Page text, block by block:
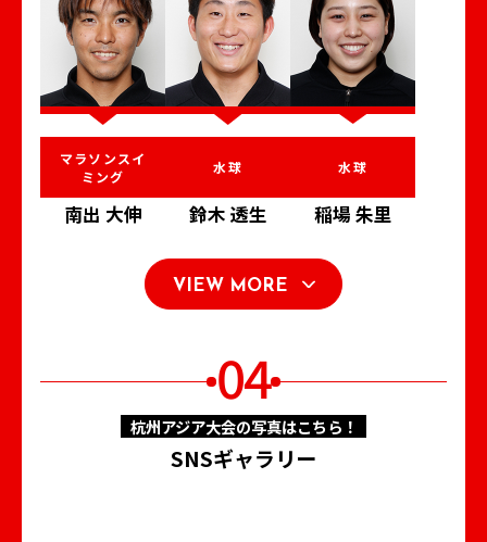
マラソンスイ
ミング
南出 大伸
水球
鈴木 透生
水球
稲場 朱里
VIEW MORE
04
杭州アジア大会の写真はこちら！
SNSギャラリー